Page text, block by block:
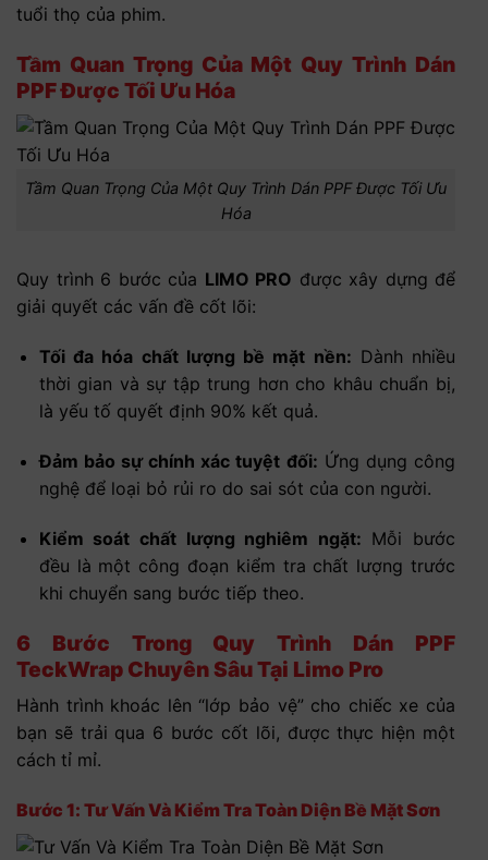
tuổi thọ của phim.
Tầm Quan Trọng Của Một Quy Trình Dán
PPF Được Tối Ưu Hóa
Tầm Quan Trọng Của Một Quy Trình Dán PPF Được Tối Ưu
Hóa
Quy trình 6 bước của LIMO PRO được xây dựng để
giải quyết các vấn đề cốt lõi:
Tối đa hóa chất lượng bề mặt nền: Dành nhiều
thời gian và sự tập trung hơn cho khâu chuẩn bị,
là yếu tố quyết định 90% kết quả.
Đảm bảo sự chính xác tuyệt đối: Ứng dụng công
nghệ để loại bỏ rủi ro do sai sót của con người.
Kiểm soát chất lượng nghiêm ngặt: Mỗi bước
đều là một công đoạn kiểm tra chất lượng trước
khi chuyển sang bước tiếp theo.
6 Bước Trong Quy Trình Dán PPF
TeckWrap Chuyên Sâu Tại Limo Pro
Hành trình khoác lên “lớp bảo vệ” cho chiếc xe của
bạn sẽ trải qua 6 bước cốt lõi, được thực hiện một
cách tỉ mỉ.
Bước 1: Tư Vấn Và Kiểm Tra Toàn Diện Bề Mặt Sơn